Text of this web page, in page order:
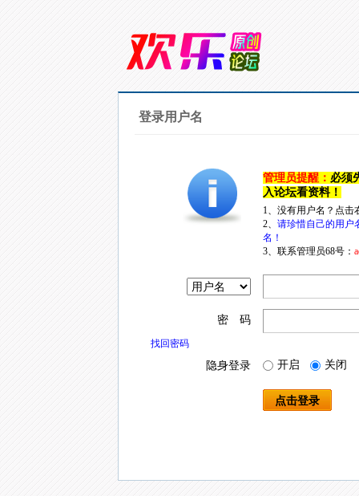
登录用户名
管理员提醒： 必须
入论坛看资料！
1、没有用户名？点
2、 请珍惜自己的用户
名！
3、联系管理员68号：
密 码
找回密码
隐身登录 开启 关闭
点击登录